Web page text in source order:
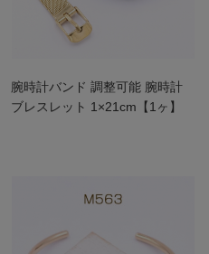
腕時計バンド 調整可能 腕時計
ブレスレット 1×21cm【1ヶ】